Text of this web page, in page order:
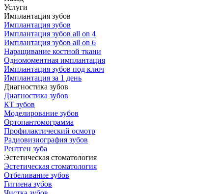
Услуги
Имплантация зубов
Имплантация зубов
Имплантация зубов all on 4
Имплантация зубов all on 6
Наращивание костной ткани
Одномоментная имплантация
Имплантация зубов под ключ
Имплантация за 1 день
Диагностика зубов
Диагностика зубов
КТ зубов
Моделирование зубов
Ортопантомограмма
Профилактический осмотр
Радиовизиография зубов
Рентген зуба
Эстетическая стоматология
Эстетическая стоматология
Отбеливание зубов
Гигиена зубов